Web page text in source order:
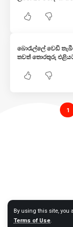
By using this site, you
Terms of Use.
බොරැල්ලේ වෙඩි
තවත් තොරතුරු
1
© 2025 Ceylon